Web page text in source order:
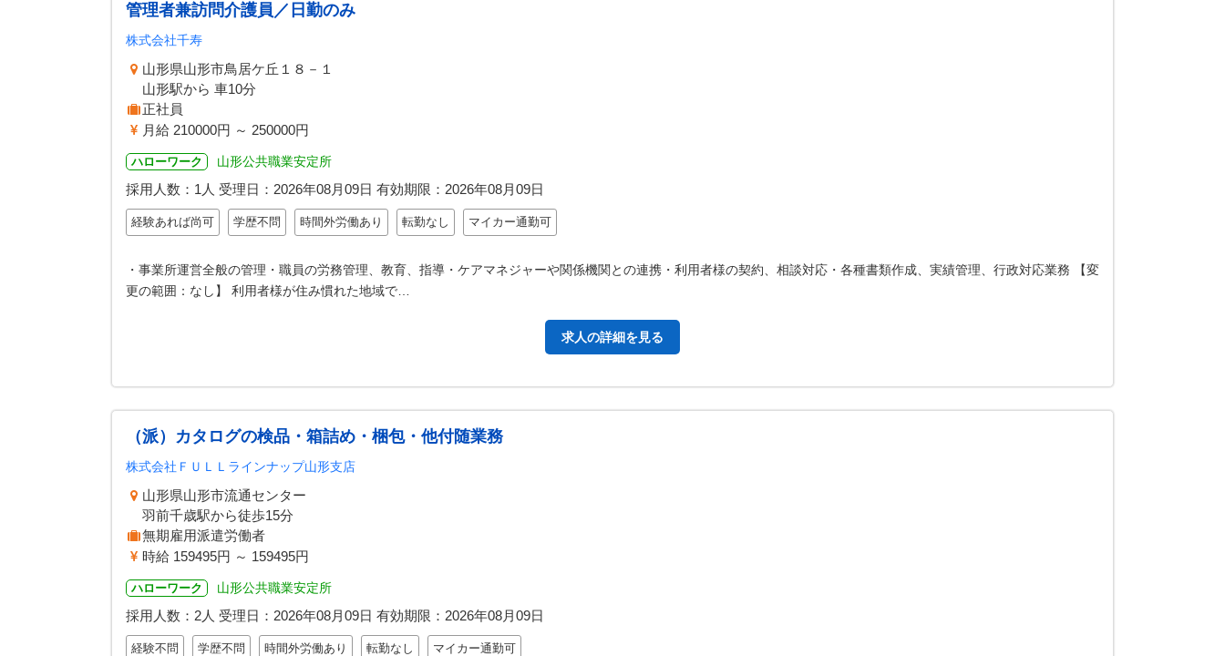
管理者兼訪問介護員／日勤のみ
株式会社千寿
山形県山形市鳥居ケ丘１８－１
山形駅から 車10分
正社員
月給 210000円 ～ 250000円
ハローワーク 山形公共職業安定所
採用人数：1人 受理日： 2026年08月09日 有効期限： 2026年08月09日
経験あれば尚可 学歴不問 時間外労働あり 転勤なし マイカー通勤可
・事業所運営全般の管理・職員の労務管理、教育、指導・ケアマネジャーや関係機関との連携・利用者様の契約、相談対応・各種書類作成、実績管理、行政対応業務 【変
更の範囲：なし】 利用者様が住み慣れた地域で…
求人の詳細を見る
（派）カタログの検品・箱詰め・梱包・他付随業務
株式会社ＦＵＬＬラインナップ山形支店
山形県山形市流通センター
羽前千歳駅から徒歩15分
無期雇用派遣労働者
時給 159495円 ～ 159495円
ハローワーク 山形公共職業安定所
採用人数：2人 受理日： 2026年08月09日 有効期限： 2026年08月09日
経験不問 学歴不問 時間外労働あり 転勤なし マイカー通勤可